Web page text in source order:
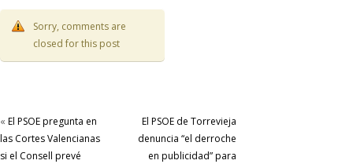
Sorry, comments are
closed for this post
« El PSOE pregunta en
las Cortes Valencianas
si el Consell prevé
El PSOE de Torrevieja
denuncia “el derroche
en publicidad” para